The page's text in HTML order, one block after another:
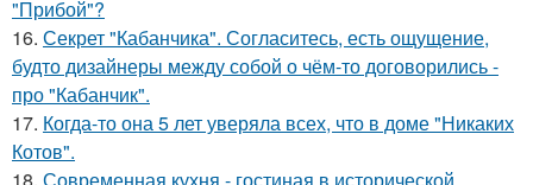
"Прибой"?
16. Секрет "Кабанчика". Согласитесь, есть ощущение,
будто дизайнеры между собой о чём-то договорились -
про "Кабанчик".
17. Когда-то она 5 лет уверяла всех, что в доме "Никаких
Котов".